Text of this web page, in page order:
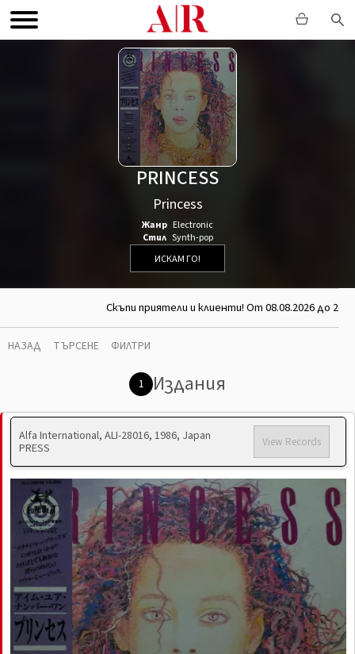
PRINCESS
Princess
Жанр Electronic
Стил Synth-pop
ИСКАМ ГО!
Скъпи приятели и клиенти! От 08.08.2026 до
НАЗАД ТЪРСЕНЕ ФИЛТРИ
1 Издания
Alfa International, ALI-28016, 1986, Japan
PRESS
View Records